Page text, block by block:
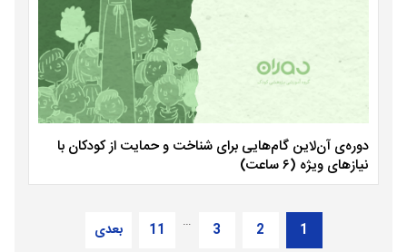
دوره‌ی آن‌لاین گام‌هایی برای شناخت و حمایت از کودکان با
نیازهای ویژه (۶ ساعت)
1
2
3
…
11 بعدی